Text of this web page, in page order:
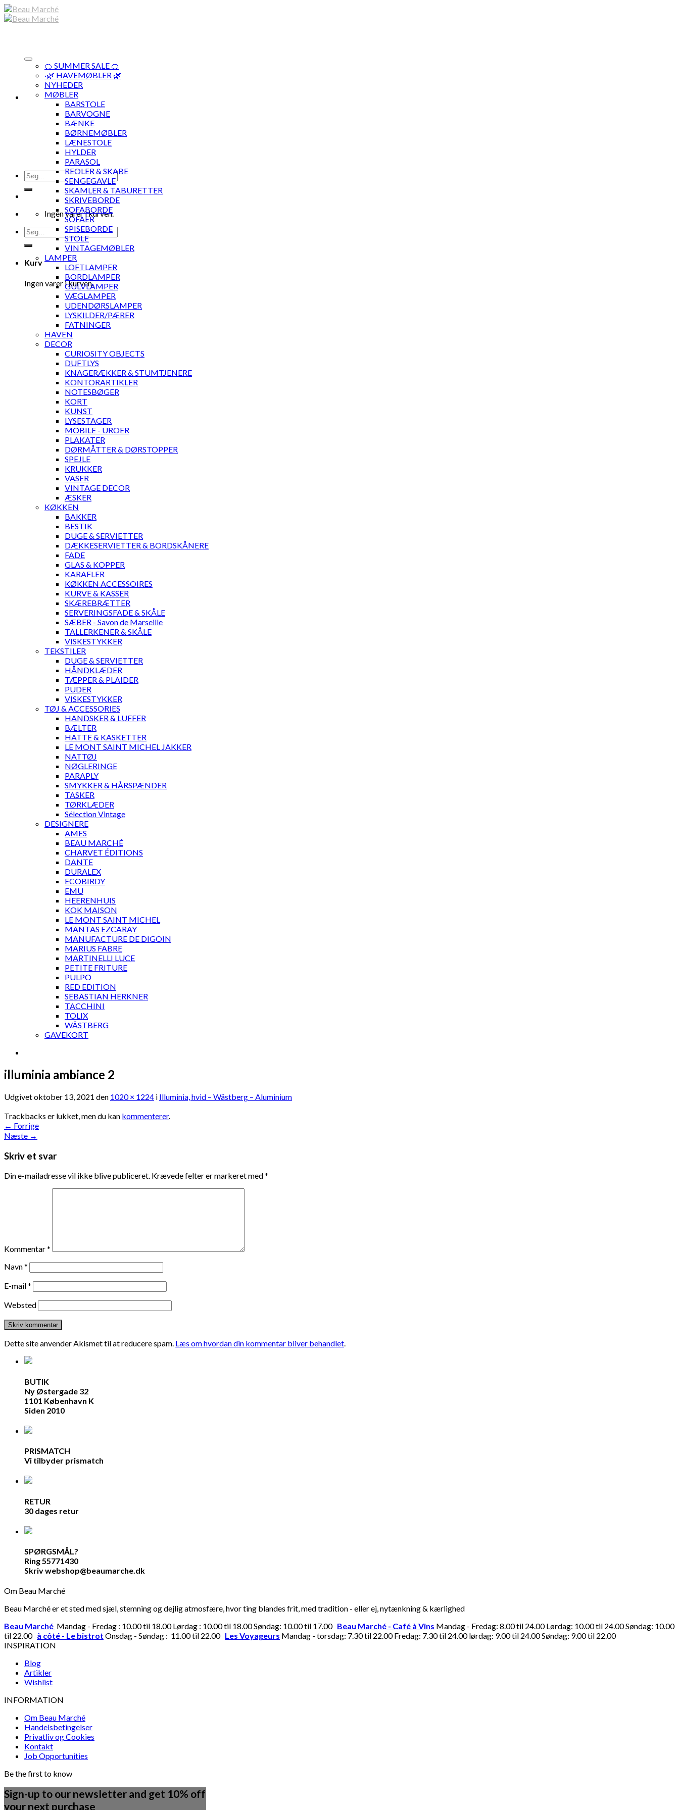
Skip
to
Søg
efter:
Ingen varer i kurven.
Søg
efter:
Kurv
Ingen varer i kurven.
🍊 SUMMER SALE 🍊
·🌿 HAVEMØBLER 🌿
NYHEDER
MØBLER
BARSTOLE
BARVOGNE
BÆNKE
BØRNEMØBLER
LÆNESTOLE
HYLDER
PARASOL
REOLER & SKABE
SENGEGAVLE
SKAMLER & TABURETTER
SKRIVEBORDE
SOFABORDE
SOFAER
SPISEBORDE
STOLE
VINTAGEMØBLER
LAMPER
LOFTLAMPER
BORDLAMPER
GULVLAMPER
VÆGLAMPER
UDENDØRSLAMPER
LYSKILDER/PÆRER
FATNINGER
HAVEN
DECOR
CURIOSITY OBJECTS
DUFTLYS
KNAGERÆKKER & STUMTJENERE
KONTORARTIKLER
NOTESBØGER
KORT
KUNST
LYSESTAGER
MOBILE - UROER
PLAKATER
DØRMÅTTER & DØRSTOPPER
SPEJLE
KRUKKER
VASER
VINTAGE DECOR
ÆSKER
KØKKEN
BAKKER
BESTIK
DUGE & SERVIETTER
DÆKKESERVIETTER & BORDSKÅNERE
FADE
GLAS & KOPPER
KARAFLER
KØKKEN ACCESSOIRES
KURVE & KASSER
SKÆREBRÆTTER
SERVERINGSFADE & SKÅLE
SÆBER - Savon de Marseille
TALLERKENER & SKÅLE
VISKESTYKKER
TEKSTILER
DUGE & SERVIETTER
HÅNDKLÆDER
TÆPPER & PLAIDER
PUDER
VISKESTYKKER
TØJ & ACCESSORIES
HANDSKER & LUFFER
BÆLTER
HATTE & KASKETTER
LE MONT SAINT MICHEL JAKKER
NATTØJ
NØGLERINGE
PARAPLY
SMYKKER & HÅRSPÆNDER
TASKER
TØRKLÆDER
Sélection Vintage
DESIGNERE
AMES
BEAU MARCHÉ
CHARVET ÉDITIONS
DANTE
DURALEX
ECOBIRDY
EMU
HEERENHUIS
KOK MAISON
LE MONT SAINT MICHEL
MANTAS EZCARAY
MANUFACTURE DE DIGOIN
MARIUS FABRE
MARTINELLI LUCE
PETITE FRITURE
PULPO
RED EDITION
SEBASTIAN HERKNER
TACCHINI
TOLIX
WÄSTBERG
GAVEKORT
illuminia ambiance 2
Udgivetoktober 13, 2021 den 1020 × 1224 i Illuminia, hvid – Wästberg – Aluminium
Trackbacks er lukket, men du kan kommenterer.
← Forrige
Næste →
Skriv et svar
Din e-mailadresse vil ikke blive publiceret. Krævede felter er markeret med*
Kommentar*
Navn*
E-mail*
Websted
Dette site anvender Akismet til at reducere spam. Læs om hvordan din kommentar bliver behandlet.
BUTIK
Ny Østergade 32
1101 København K
Siden 2010
PRISMATCH
Vi tilbyder prismatch
RETUR
30 dages retur
SPØRGSMÅL?
Ring 55771430
Skriv webshop@beaumarche.dk
Om Beau Marché
Beau Marché er et sted med sjæl, stemning og dejlig atmosfære, hvor ting blandes frit, med tradition - eller ej, nytænkning & kærlighed
Beau Marché Mandag - Fredag : 10.00 til 18.00 Lørdag : 10.00 til 18.00 Søndag: 10.00 til 17.00 Beau Marché - Café à Vins Mandag - Fredag: 8.00 til 24.00 Lørdag: 10.00 til 24.00 Søndag: 10.00
til 22.00 à côté - Le bistrot Onsdag - Søndag : 11.00 til 22.00 Les Voyageurs Mandag - torsdag: 7.30 til 22.00 Fredag: 7.30 til 24.00 lørdag: 9.00 til 24.00 Søndag: 9.00 til 22.00
INSPIRATION
Blog
Artikler
Wishlist
INFORMATION
Om Beau Marché
Handelsbetingelser
Privatliv og Cookies
Kontakt
Job Opportunities
Be the first to know
Sign-up to our newsletter and get 10% off
your next purchase